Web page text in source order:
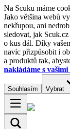
Na Scuku máme
Jako většina webů
nekřupou, ani
sledovat, jak
o kus dál. Díky
navíc přizpůsobit i
a produktů tak,
nakládáme s vašimi
Souhlasím Vybrat